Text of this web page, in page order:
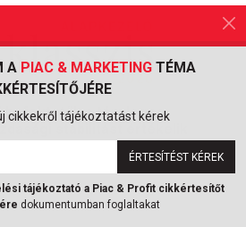
A PIAC & MARKETING TÉMA
cikkekről tájékoztatást kérek
ÉRTESÍTÉST KÉREK
tájékoztató a Piac & Profit cikkértesítőt
dokumentumban foglaltakat
befektetők a tényleges